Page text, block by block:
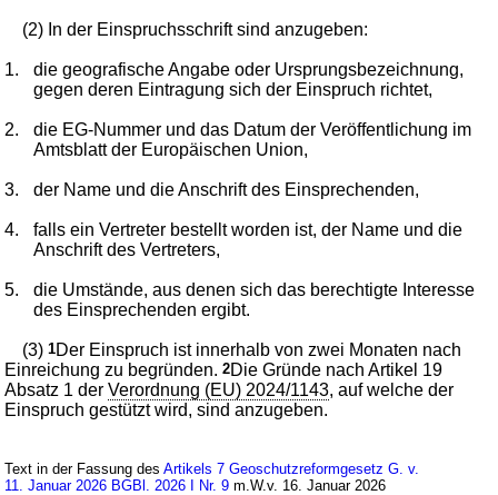
(2) In der Einspruchsschrift sind anzugeben:
1.
die geografische Angabe oder Ursprungsbezeichnung,
gegen deren Eintragung sich der Einspruch richtet,
2.
die EG-Nummer und das Datum der Veröffentlichung im
Amtsblatt der Europäischen Union,
3. der Name und die Anschrift des Einsprechenden,
4.
falls ein Vertreter bestellt worden ist, der Name und die
Anschrift des Vertreters,
5.
die Umstände, aus denen sich das berechtigte Interesse
des Einsprechenden ergibt.
(3)1Der Einspruch ist innerhalb von zwei Monaten nach
Einreichung zu begründen.2Die Gründe nach Artikel 19
Absatz 1 derVerordnung (EU) 2024/1143, auf welche der
Einspruch gestützt wird, sind anzugeben.
Text in der Fassung desArtikels 7 Geoschutzreformgesetz G. v.
11. Januar 2026 BGBl. 2026 I Nr. 9 m.W.v. 16. Januar 2026